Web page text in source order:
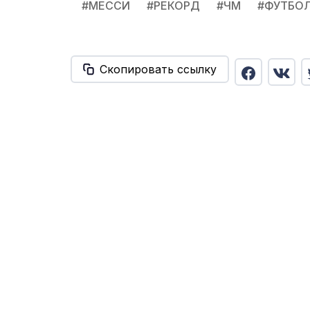
#МЕССИ #РЕКОРД #ЧМ #
Скопировать ссылку